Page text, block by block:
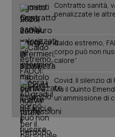
Contratto sanità,
penalizzate le
Caldo estremo,
corpo può non
calore”
Covid. Il silenzio di
Ma il Quinto
un’ammissione di